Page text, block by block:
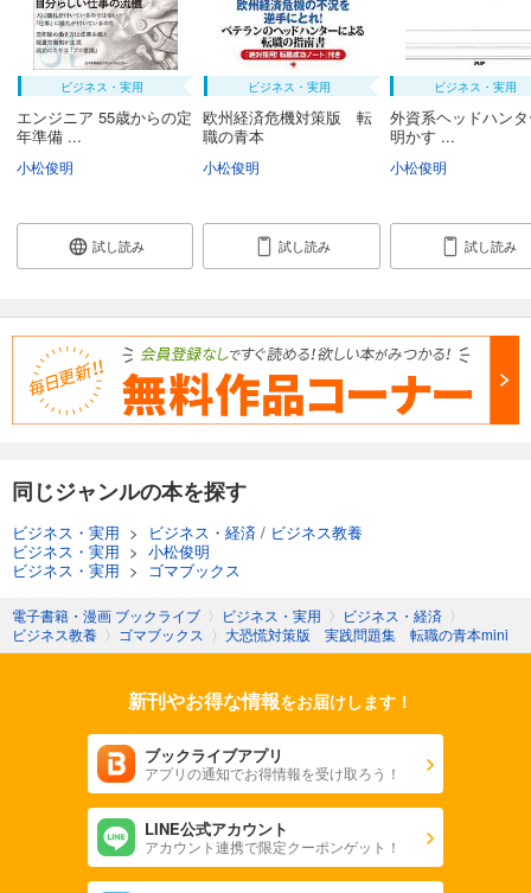
ビジネス・実用
エンジニア 55歳からの定
年準備 ...
小松俊明
試し読み
ビジネス・実用
欧州経済危機対策版 転
職の青本
小松俊明
試し読み
ビジネス・実用
外資系ヘッドハン
明かす ...
小松俊明
試し読み
同じジャンルの本を探す
ビジネス・実用 > ビジネス・経済 / ビジネス教養
ビジネス・実用 > 小松俊明
ビジネス・実用 > ゴマブックス
電子書籍・漫画 ブックライブ 〉 ビジネス・実用 〉 ビジネス・経済 〉
ビジネス教養 〉 ゴマブックス 〉 大恐慌対策版 実践問題集 転職の青本mini
新刊やお得な情報をお届けします！
ブックライブアプリ
アプリの通知でお得情報を受け取ろう！
LINE公式アカウント
アカウント連携で限定クーポンゲット！